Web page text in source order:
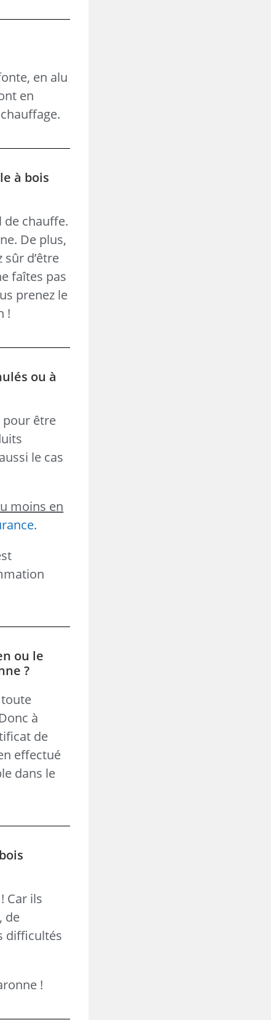
en alu
en
à bois
chauffe.
De plus,
d’être
faîtes pas
prenez le
!
ou à
pour être
le cas
moins en
.
ou le
?
à
de
effectué
dans le
Car ils
de
difficultés
!